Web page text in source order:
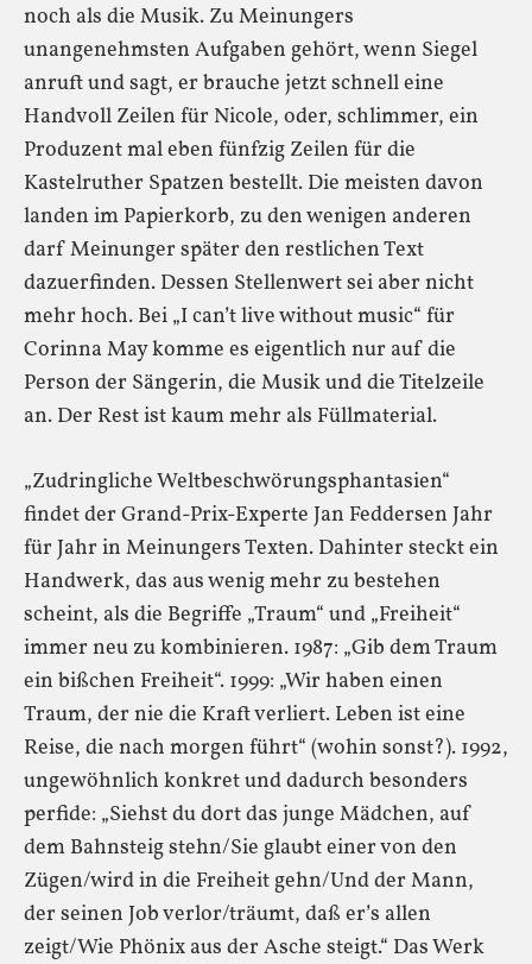
noch als die Musik. Zu Meinungers
unangenehmsten Aufgaben gehört, wenn Siegel
anruft und sagt, er brauche jetzt schnell eine
Handvoll Zeilen für Nicole, oder, schlimmer, ein
Produzent mal eben fünfzig Zeilen für die
Kastelruther Spatzen bestellt. Die meisten davon
landen im Papierkorb, zu den wenigen anderen
darf Meinunger später den restlichen Text
dazuerfinden. Dessen Stellenwert sei aber nicht
mehr hoch. Bei „I can’t live without music“ für
Corinna May komme es eigentlich nur auf die
Person der Sängerin, die Musik und die Titelzeile
an. Der Rest ist kaum mehr als Füllmaterial.
„Zudringliche Weltbeschwörungsphantasien“
findet der Grand-Prix-Experte Jan Feddersen Jahr
für Jahr in Meinungers Texten. Dahinter steckt ein
Handwerk, das aus wenig mehr zu bestehen
scheint, als die Begriffe „Traum“ und „Freiheit“
immer neu zu kombinieren. 1987: „Gib dem Traum
ein bißchen Freiheit“. 1999: „Wir haben einen
Traum, der nie die Kraft verliert. Leben ist eine
Reise, die nach morgen führt“ (wohin sonst?). 1992,
ungewöhnlich konkret und dadurch besonders
perfide: „Siehst du dort das junge Mädchen, auf
dem Bahnsteig stehn/Sie glaubt einer von den
Zügen/wird in die Freiheit gehn/Und der Mann,
der seinen Job verlor/träumt, daß er’s allen
zeigt/Wie Phönix aus der Asche steigt.“ Das Werk